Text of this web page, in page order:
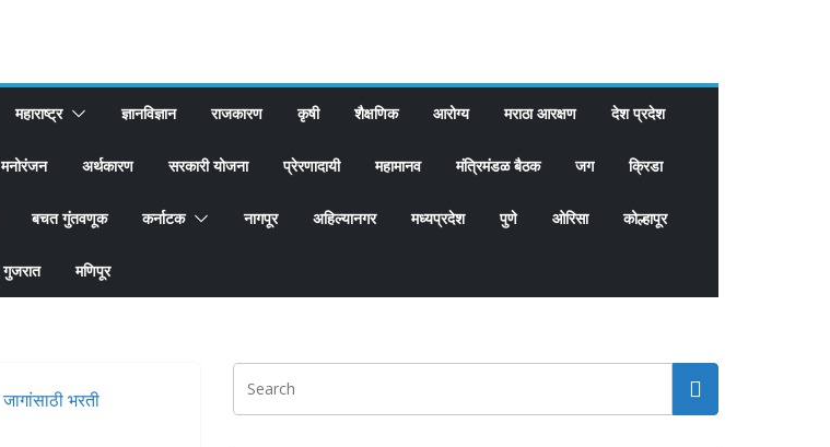
महाराष्ट्र ज्ञानविज्ञान राजकारण कृषी शैक्षणिक आरोग्य मराठा आरक्षण देश प्रदेश
मनोरंजन अर्थकारण सरकारी योजना प्रेरणादायी महामानव मंत्रिमंडळ बैठक जग क्रिडा
बचत गुंतवणूक कर्नाटक नागपूर अहिल्यानगर मध्यप्रदेश पुणे ओरिसा कोल्हापूर
गुजरात मणिपूर